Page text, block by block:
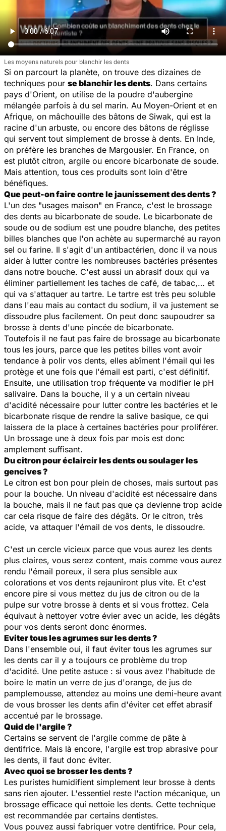
Les moyens naturels pour blanchir les dents
Si on parcourt la planète, on trouve des dizaines de
techniques pour se blanchir les dents. Dans certains
pays d'Orient, on utilise de la poudre d'aubergine
mélangée parfois à du sel marin. Au Moyen-Orient et en
Afrique, on mâchouille des bâtons de Siwak, qui est la
racine d'un arbuste, ou encore des bâtons de réglisse
qui servent tout simplement de brosse à dents. En Inde,
on préfère les branches de Margousier. En France, on
est plutôt citron, argile ou encore bicarbonate de soude.
Mais attention, tous ces produits sont loin d'être
bénéfiques.
Que peut-on faire contre le jaunissement des dents ?
L'un des "usages maison" en France, c'est le brossage
des dents au bicarbonate de soude. Le bicarbonate de
soude ou de sodium est une poudre blanche, des petites
billes blanches que l'on achète au supermarché au rayon
sel ou farine. Il s'agit d'un antibactérien, donc il va nous
aider à lutter contre les nombreuses bactéries présentes
dans notre bouche. C'est aussi un abrasif doux qui va
éliminer partiellement les taches de café, de tabac,… et
qui va s'attaquer au tartre. Le tartre est très peu soluble
dans l'eau mais au contact du sodium, il va justement se
dissoudre plus facilement. On peut donc saupoudrer sa
brosse à dents d'une pincée de bicarbonate.
Toutefois il ne faut pas faire de brossage au bicarbonate
tous les jours, parce que les petites billes vont avoir
tendance à polir vos dents, elles abîment l'émail qui les
protège et une fois que l'émail est parti, c'est définitif.
Ensuite, une utilisation trop fréquente va modifier le pH
salivaire. Dans la bouche, il y a un certain niveau
d'acidité nécessaire pour lutter contre les bactéries et le
bicarbonate risque de rendre la salive basique, ce qui
laissera de la place à certaines bactéries pour proliférer.
Un brossage une à deux fois par mois est donc
amplement suffisant.
Du citron pour éclaircir les dents ou soulager les
gencives ?
Le citron est bon pour plein de choses, mais surtout pas
pour la bouche. Un niveau d'acidité est nécessaire dans
la bouche, mais il ne faut pas que ça devienne trop acide
car cela risque de faire des dégâts. Or le citron, très
acide, va attaquer l'émail de vos dents, le dissoudre.
C'est un cercle vicieux parce que vous aurez les dents
plus claires, vous serez content, mais comme vous aurez
rendu l'émail poreux, il sera plus sensible aux
colorations et vos dents rejauniront plus vite. Et c'est
encore pire si vous mettez du jus de citron ou de la
pulpe sur votre brosse à dents et si vous frottez. Cela
équivaut à nettoyer votre évier avec un acide, les dégâts
pour vos dents seront donc énormes.
Eviter tous les agrumes sur les dents ?
Dans l'ensemble oui, il faut éviter tous les agrumes sur
les dents car il y a toujours ce problème du trop
d'acidité. Une petite astuce : si vous avez l'habitude de
boire le matin un verre de jus d'orange, de jus de
pamplemousse, attendez au moins une demi-heure avant
de vous brosser les dents afin d'éviter cet effet abrasif
accentué par le brossage.
Quid de l'argile ?
Certains se servent de l'argile comme de pâte à
dentifrice. Mais là encore, l'argile est trop abrasive pour
les dents, il faut donc éviter.
Avec quoi se brosser les dents ?
Les puristes humidifient simplement leur brosse à dents
sans rien ajouter. L'essentiel reste l'action mécanique, un
brossage efficace qui nettoie les dents. Cette technique
est recommandée par certains dentistes.
Vous pouvez aussi fabriquer votre dentifrice. Pour cela,